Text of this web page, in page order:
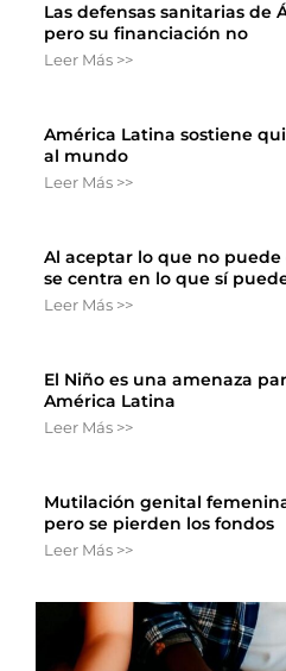
Las defensas sanitarias de
pero su financiación no
Leer Más >>
América Latina sostiene
al mundo
Leer Más >>
Al aceptar lo que no
se centra en lo que sí
Leer Más >>
El Niño es una amenaza
América Latina
Leer Más >>
Mutilación genital
pero se pierden los fondos
Leer Más >>